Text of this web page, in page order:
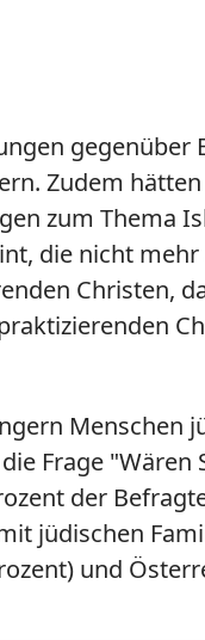
Zudem
zum
die nicht
Christen,
Frage
der
jüdischen
und